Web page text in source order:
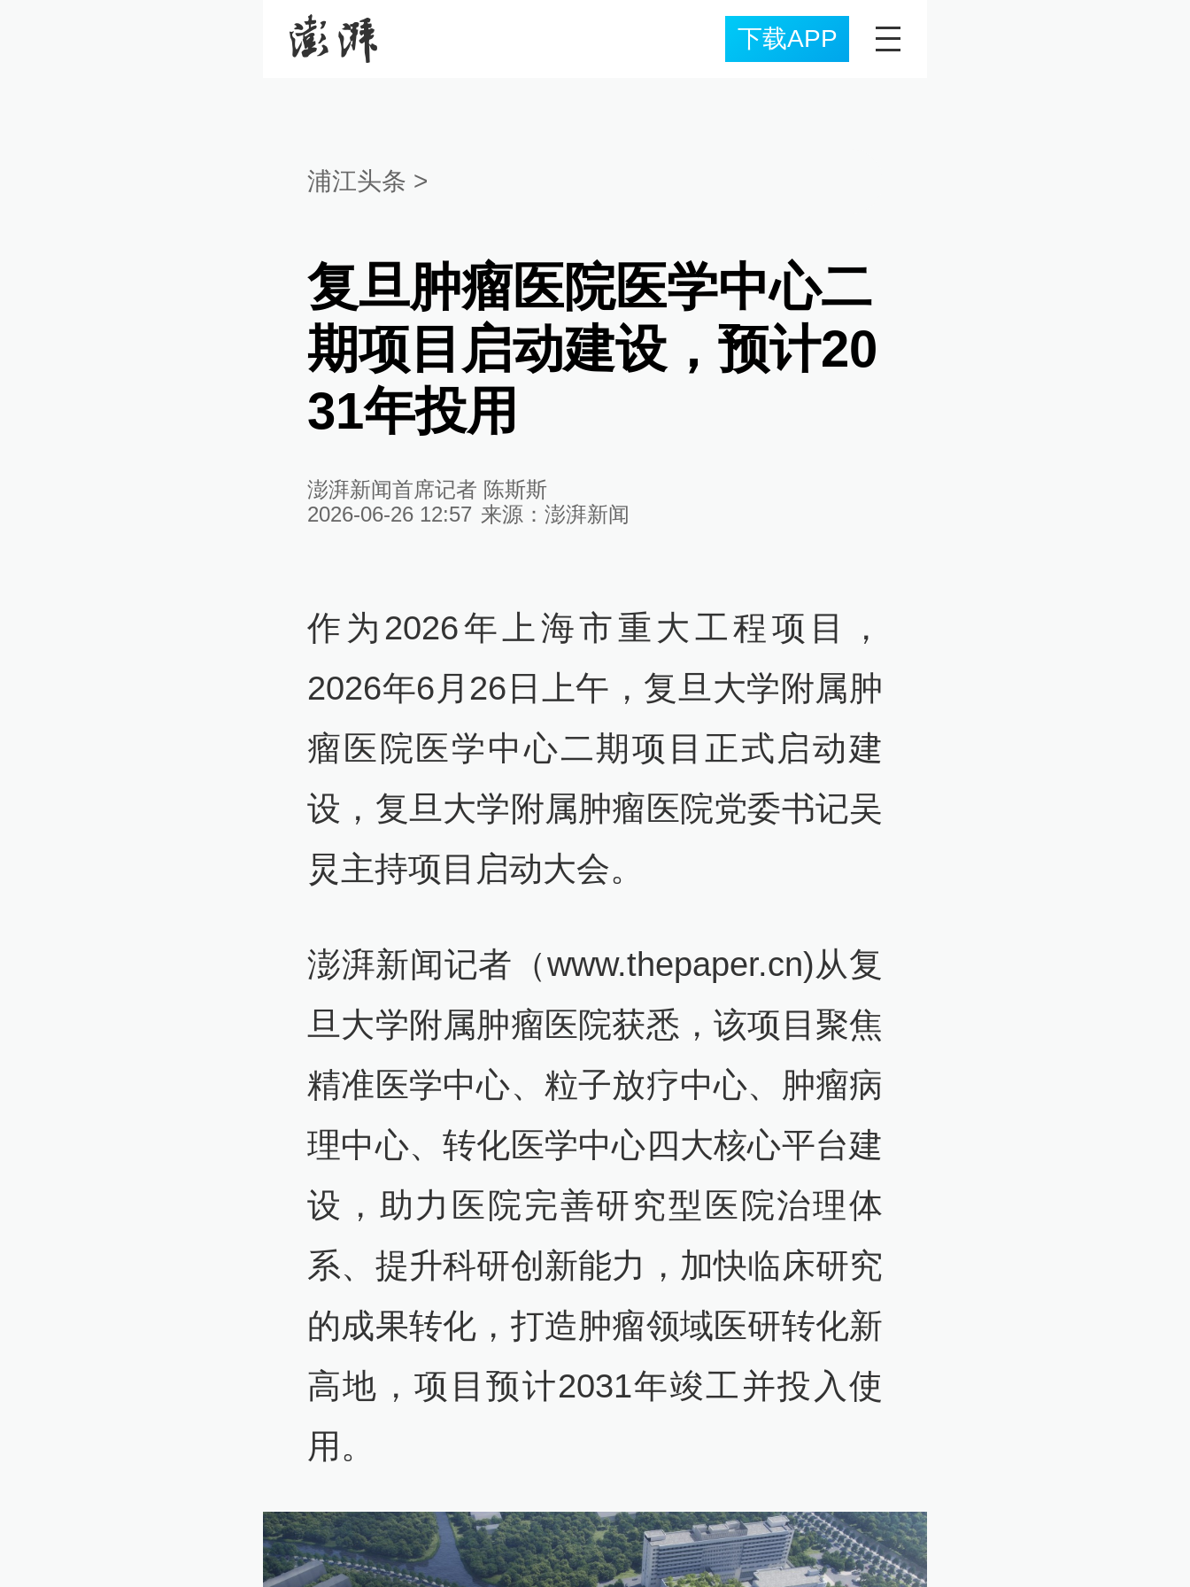
下载APP
浦江头条 >
复旦肿瘤医院医学中心二
期项目启动建设，预计20
31年投用
澎湃新闻首席记者 陈斯斯
2026-06-26 12:57 来源： 澎湃新闻
作为2026年上海市重大工程项目，
2026年6月26日上午，复旦大学附属肿
瘤医院医学中心二期项目正式启动建
设，复旦大学附属肿瘤医院党委书记吴
炅主持项目启动大会。
澎湃新闻记者（www.thepaper.cn)从复
旦大学附属肿瘤医院获悉，该项目聚焦
精准医学中心、粒子放疗中心、肿瘤病
理中心、转化医学中心四大核心平台建
设，助力医院完善研究型医院治理体
系、提升科研创新能力，加快临床研究
的成果转化，打造肿瘤领域医研转化新
高地，项目预计2031年竣工并投入使
用。